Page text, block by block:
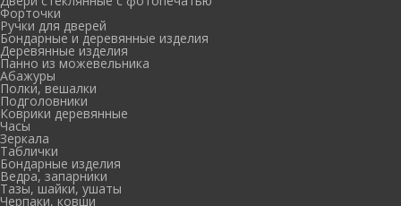
Форточки
Ручки для дверей
Бондарные и деревянные изделия
Деревянные изделия
Панно из можевельника
Абажуры
Полки, вешалки
Подголовники
Коврики деревянные
Часы
Зеркала
Таблички
Бондарные изделия
Ведра, запарники
Тазы, шайки, ушаты
Черпаки, ковши